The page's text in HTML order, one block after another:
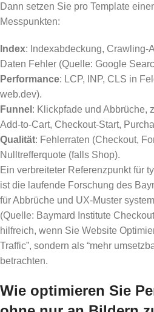
Dann setzen Sie pro Template
Messpunkten:
Index: Indexabdeckung, Crawling-
Daten Fehler (Quelle: Google
Performance: LCP, INP, CLS in
web.dev).
Funnel : Klickpfade und Abbrüche,
Add-to-Cart, Checkout-Start,
Qualität: Fehlerraten (Checkout,
Nulltrefferquote (falls Shop).
Ein verbreiteter Referenzpunkt für
ist die laufende Forschung des
für Abbrüche und UX-Muster
(Quelle: Baymard Institute
hilfreich, wenn Sie Website
Traffic”, sondern als “mehr
betrachten.
Wie optimieren Sie